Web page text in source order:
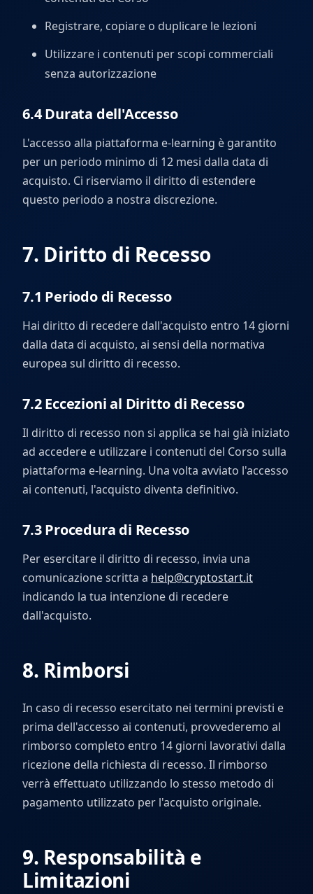
Registrare, copiare o duplicare le lezioni
Utilizzare i contenuti per scopi commerciali
senza autorizzazione
6.4 Durata dell'Accesso
L'accesso alla piattaforma e-learning è garantito
per un periodo minimo di 12 mesi dalla data di
acquisto. Ci riserviamo il diritto di estendere
questo periodo a nostra discrezione.
7. Diritto di Recesso
7.1 Periodo di Recesso
Hai diritto di recedere dall'acquisto entro 14 giorni
dalla data di acquisto, ai sensi della normativa
europea sul diritto di recesso.
7.2 Eccezioni al Diritto di Recesso
Il diritto di recesso non si applica se hai già iniziato
ad accedere e utilizzare i contenuti del Corso sulla
piattaforma e-learning. Una volta avviato l'accesso
ai contenuti, l'acquisto diventa definitivo.
7.3 Procedura di Recesso
Per esercitare il diritto di recesso, invia una
comunicazione scritta a help@cryptostart.it
indicando la tua intenzione di recedere
dall'acquisto.
8. Rimborsi
In caso di recesso esercitato nei termini previsti e
prima dell'accesso ai contenuti, provvederemo al
rimborso completo entro 14 giorni lavorativi dalla
ricezione della richiesta di recesso. Il rimborso
verrà effettuato utilizzando lo stesso metodo di
pagamento utilizzato per l'acquisto originale.
9. Responsabilità e
Limitazioni